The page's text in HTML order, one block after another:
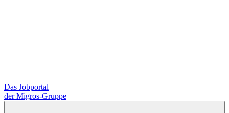
Das Jobportal
der Migros-Gruppe